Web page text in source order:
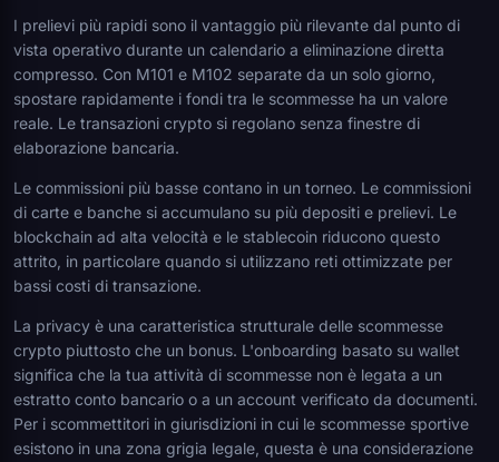
I prelievi più rapidi sono il vantaggio più rilevante dal punto di
vista operativo durante un calendario a eliminazione diretta
compresso. Con M101 e M102 separate da un solo giorno,
spostare rapidamente i fondi tra le scommesse ha un valore
reale. Le transazioni crypto si regolano senza finestre di
elaborazione bancaria.
Le commissioni più basse contano in un torneo. Le commissioni
di carte e banche si accumulano su più depositi e prelievi. Le
blockchain ad alta velocità e le stablecoin riducono questo
attrito, in particolare quando si utilizzano reti ottimizzate per
bassi costi di transazione.
La privacy è una caratteristica strutturale delle scommesse
crypto piuttosto che un bonus. L'onboarding basato su wallet
significa che la tua attività di scommesse non è legata a un
estratto conto bancario o a un account verificato da documenti.
Per i scommettitori in giurisdizioni in cui le scommesse sportive
esistono in una zona grigia legale, questa è una considerazione